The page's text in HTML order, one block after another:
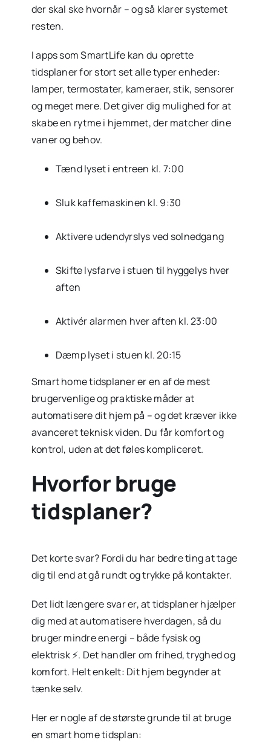
der skal ske hvornår – og så klarer systemet
resten.
I apps som SmartLife kan du oprette
tidsplaner for stort set alle typer enheder:
lamper, termostater, kameraer, stik, sensorer
og meget mere. Det giver dig mulighed for at
skabe en rytme i hjemmet, der matcher dine
vaner og behov.
Tænd lyset i entreen kl. 7:00
Sluk kaffemaskinen kl. 9:30
Aktivere udendyrslys ved solnedgang
Skifte lysfarve i stuen til hyggelys hver
aften
Aktivér alarmen hver aften kl. 23:00
Dæmp lyset i stuen kl. 20:15
Smart home tidsplaner er en af de mest
brugervenlige og praktiske måder at
automatisere dit hjem på – og det kræver ikke
avanceret teknisk viden. Du får komfort og
kontrol, uden at det føles kompliceret.
Hvorfor bruge
tidsplaner?
Det korte svar? Fordi du har bedre ting at tage
dig til end at gå rundt og trykke på kontakter.
Det lidt længere svar er, at tidsplaner hjælper
dig med at automatisere hverdagen, så du
bruger mindre energi – både fysisk og
elektrisk ⚡. Det handler om frihed, tryghed og
komfort. Helt enkelt: Dit hjem begynder at
tænke selv.
Her er nogle af de største grunde til at bruge
en smart home tidsplan: